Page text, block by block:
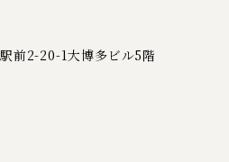
前2-20-1大博多ビル5階